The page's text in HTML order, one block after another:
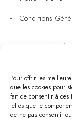
Pour offrir les
que les cookies pour
fait de consentir à ces
telles que le
de ne pas consentir
Conditions
NOUS
Bijouterie : 05
Mardi au